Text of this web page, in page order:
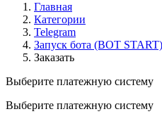
Главная
Категории
Telegram
Запуск бота (BOT START)
Заказать
Выберите платежную систему
Выберите платежную систему